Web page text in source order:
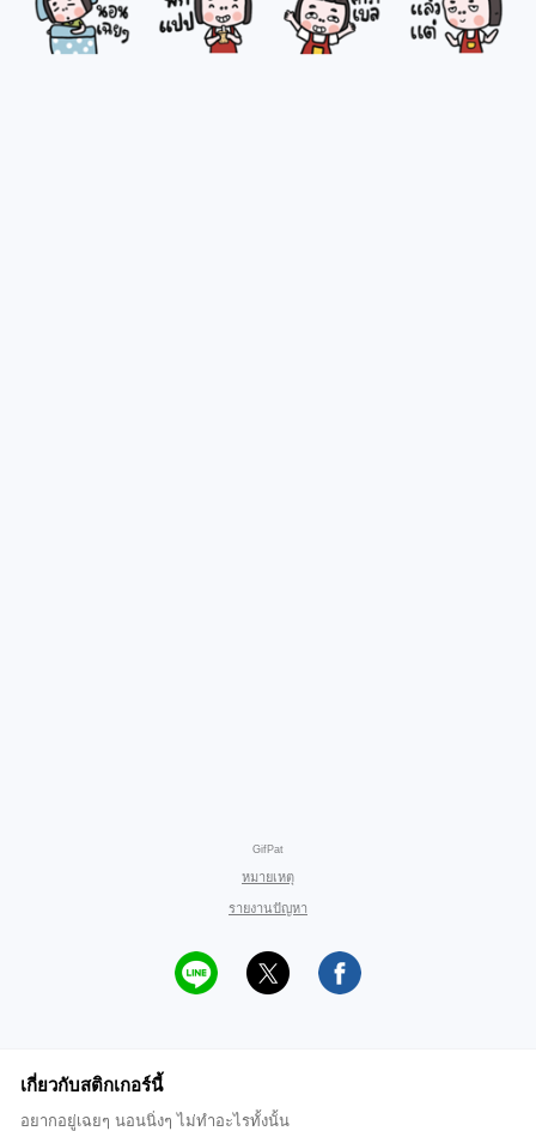
GifPat
หมายเหตุ
รายงานปัญหา
เกี่ยวกับสติกเกอร์นี้
อยากอยู่เฉยๆ นอนนิ่งๆ ไม่ทำอะไรทั้งนั้น